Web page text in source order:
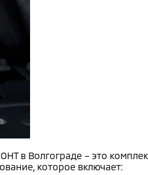
в Волгограде – это
которое включает: